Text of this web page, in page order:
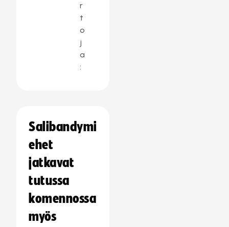
r
t
o
j
a
:
Salibandymi
ehet
jatkavat
tutussa
komennossa
myös